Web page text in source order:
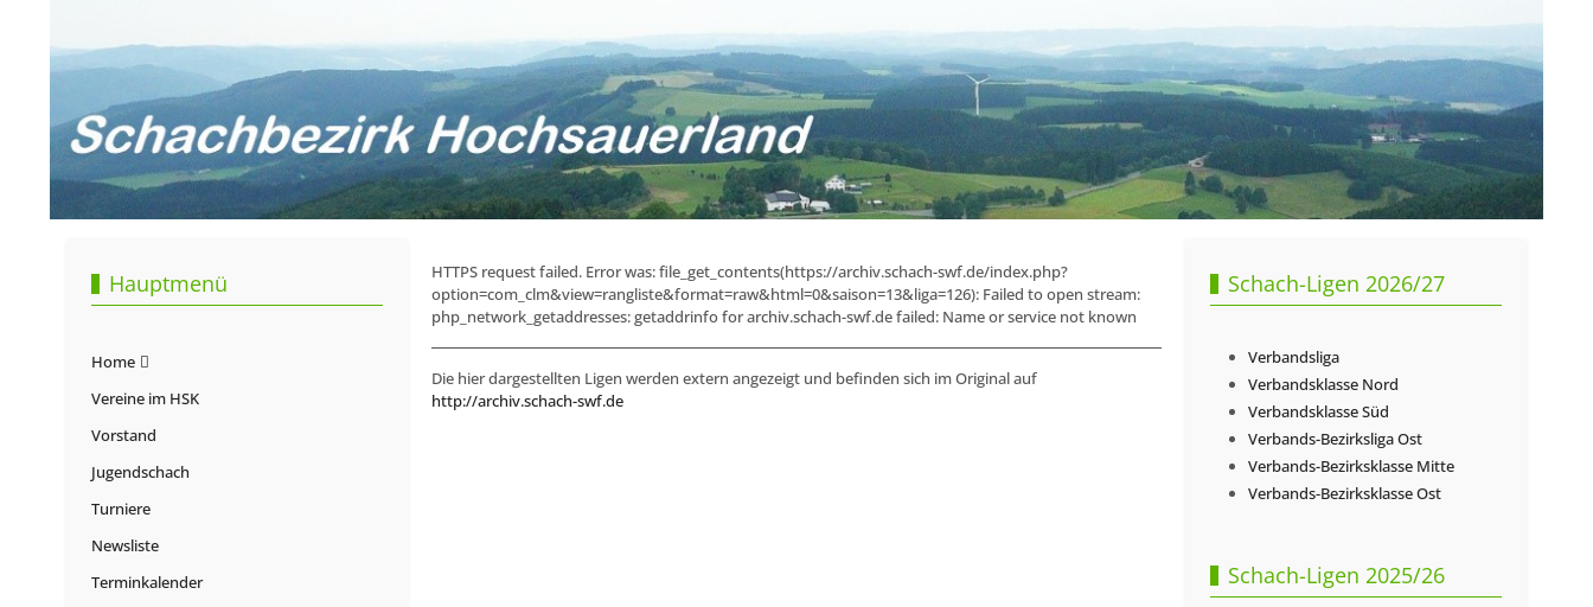
Hauptmenü
Home
Vereine im HSK
Vorstand
Jugendschach
Turniere
Newsliste
Terminkalender
HTTPS request failed. Error was: file_get_contents(https://archiv.schach-swf.de/index.php?
option=com_clm&view=rangliste&format=raw&html=0&saison=13&liga=126): Failed to open stream:
php_network_getaddresses: getaddrinfo for archiv.schach-swf.de failed: Name or service not known
Die hier dargestellten Ligen werden extern angezeigt und befinden sich im Original auf
http://archiv.schach-swf.de
Schach-Ligen 2026/27
Verbandsliga
Verbandsklasse Nord
Verbandsklasse Süd
Verbands-Bezirksliga Ost
Verbands-Bezirksklasse Mitte
Verbands-Bezirksklasse Ost
Schach-Ligen 2025/26